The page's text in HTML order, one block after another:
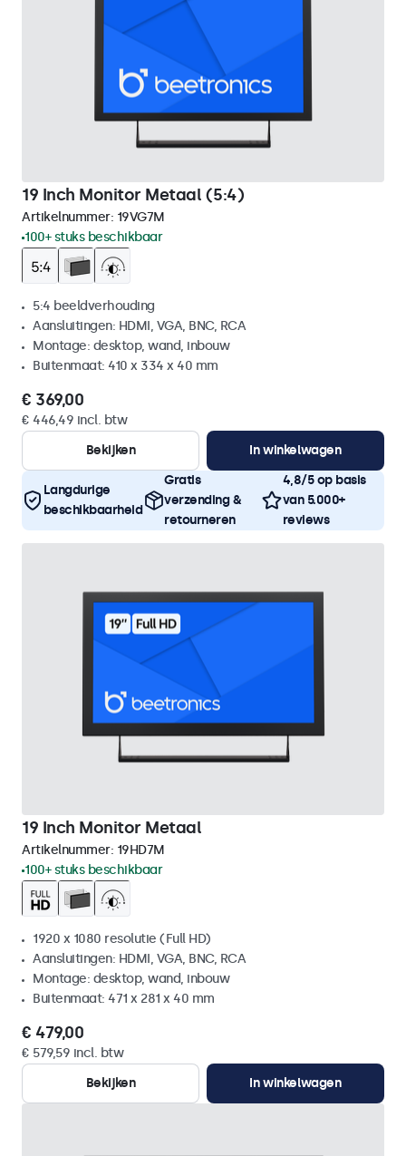
19 Inch Monitor Metaal (5:4)
Artikelnummer: 19VG7M
100+ stuks beschikbaar
5:4 beeldverhouding
Aansluitingen: HDMI, VGA, BNC, RCA
Montage: desktop, wand, inbouw
Buitenmaat: 410 x 334 x 40 mm
€ 369,00
€ 446,49 incl. btw
Bekijken
In winkelwagen
Langdurige
beschikbaarheid
Gratis
verzending &
retourneren
4,8/5 op basis
van 5.000+
reviews
19 Inch Monitor Metaal
Artikelnummer: 19HD7M
100+ stuks beschikbaar
1920 x 1080 resolutie (Full HD)
Aansluitingen: HDMI, VGA, BNC, RCA
Montage: desktop, wand, inbouw
Buitenmaat: 471 x 281 x 40 mm
€ 479,00
€ 579,59 incl. btw
Bekijken
In winkelwagen